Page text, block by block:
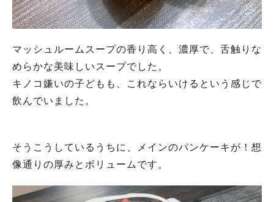
マッシュルームスープの香り高く、濃厚で、舌触りな
めらかな美味しいスープでした。
キノコ嫌いの子どもも、これならいけるという感じで
飲んでいました。
そうこうしているうちに、メインのパンケーキが！想
像通りの厚みとボリュームです。